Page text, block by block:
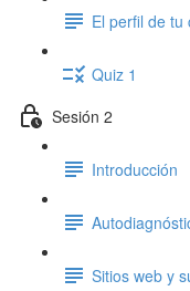
El perfil de tu
Quiz 1
Sesión 2
Introducción
Sitios web y